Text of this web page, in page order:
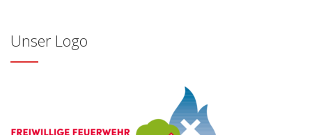
Unser Logo